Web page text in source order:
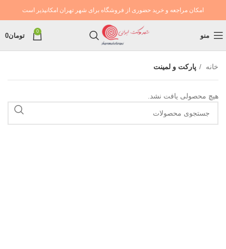
امکان مراجعه و خرید حضوری از فروشگاه برای شهر تهران امکانپذیر است
منو
0
تومان0
خانه پارکت و لمینت
هیچ محصولی یافت نشد.